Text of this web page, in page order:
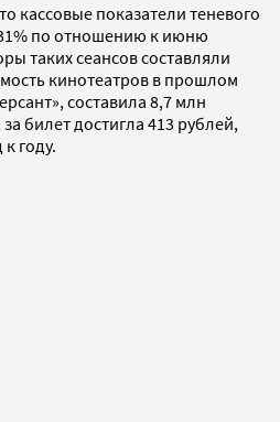
кассовые показатели теневого
по отношению к июню
таких сеансов составляли
кинотеатров в прошлом
составила 8,7 млн
билет достигла 413 рублей,
году.